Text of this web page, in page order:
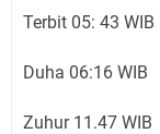
Terbit 05: 43 WIB
Duha 06:16 WIB
Zuhur 11.47 WIB